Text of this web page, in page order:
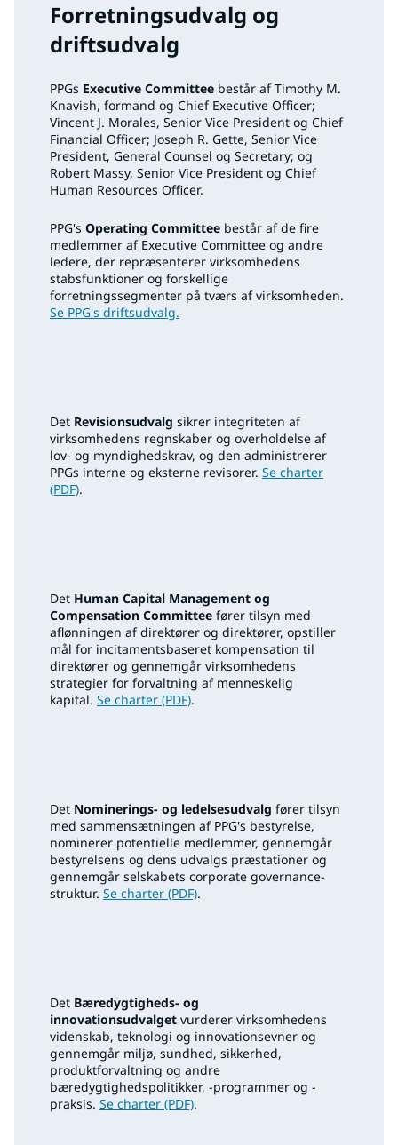
Forretningsudvalg og
driftsudvalg
PPGs Executive Committee består af Timothy M.
Knavish, formand og Chief Executive Officer;
Vincent J. Morales, Senior Vice President og Chief
Financial Officer; Joseph R. Gette, Senior Vice
President, General Counsel og Secretary; og
Robert Massy, Senior Vice President og Chief
Human Resources Officer.
PPG's Operating Committee består af de fire
medlemmer af Executive Committee og andre
ledere, der repræsenterer virksomhedens
stabsfunktioner og forskellige
forretningssegmenter på tværs af virksomheden.
Se PPG's driftsudvalg.
Det Revisionsudvalg sikrer integriteten af
virksomhedens regnskaber og overholdelse af
lov- og myndighedskrav, og den administrerer
PPGs interne og eksterne revisorer. Se charter
(PDF).
Det Human Capital Management og
Compensation Committee fører tilsyn med
aflønningen af direktører og direktører, opstiller
mål for incitamentsbaseret kompensation til
direktører og gennemgår virksomhedens
strategier for forvaltning af menneskelig
kapital. Se charter (PDF).
Det Nominerings- og ledelsesudvalg fører tilsyn
med sammensætningen af PPG's bestyrelse,
nominerer potentielle medlemmer, gennemgår
bestyrelsens og dens udvalgs præstationer og
gennemgår selskabets corporate governance-
struktur. Se charter (PDF).
Det Bæredygtigheds- og
innovationsudvalget vurderer virksomhedens
videnskab, teknologi og innovationsevner og
gennemgår miljø, sundhed, sikkerhed,
produktforvaltning og andre
bæredygtighedspolitikker, -programmer og -
praksis. Se charter (PDF).